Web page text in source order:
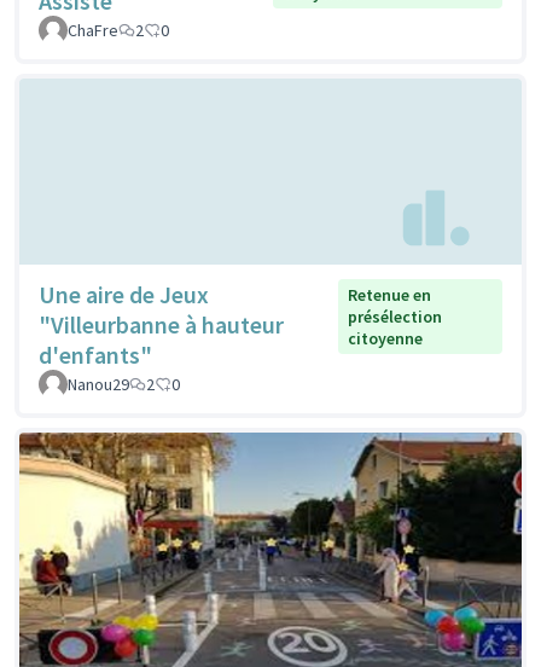
ChaFre
2 0
Une aire de Jeux
"Villeurbanne à hauteur
d'enfants"
Retenue en
présélection
citoyenne
Nanou29 2 0